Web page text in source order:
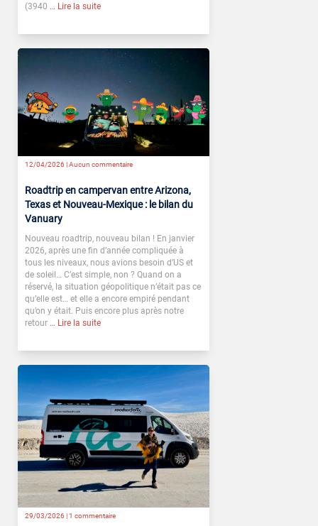
(3940 … Lire la suite
12/04/2026 |Aucun commentaire
Roadtrip en campervan entre Arizona,
Texas et Nouveau-Mexique : le bilan du
Vanuary
Nouveau roadtrip, nouveau bilan ! En janvier
2026, après une fin d’année compliquée à
tous les niveaux, nous avions besoin d’US et
de soleil… C’est simple, non ? Quand on a
réservé, la situation géopolitique n’était pas ce
qu’elle est… et elle a encore empiré pendant
qu’on y était. Puis encore plus après notre
retour … Lire la suite
29/03/2026 | 1 commentaire